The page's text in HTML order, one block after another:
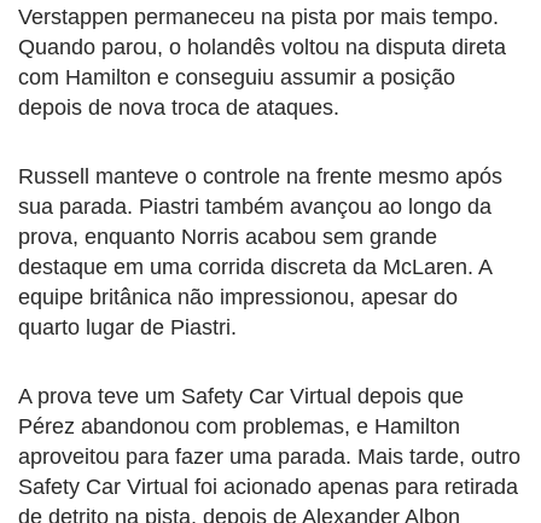
Verstappen permaneceu na pista por mais tempo.
Quando parou, o holandês voltou na disputa direta
com Hamilton e conseguiu assumir a posição
depois de nova troca de ataques.
Russell manteve o controle na frente mesmo após
sua parada. Piastri também avançou ao longo da
prova, enquanto Norris acabou sem grande
destaque em uma corrida discreta da McLaren. A
equipe britânica não impressionou, apesar do
quarto lugar de Piastri.
A prova teve um Safety Car Virtual depois que
Pérez abandonou com problemas, e Hamilton
aproveitou para fazer uma parada. Mais tarde, outro
Safety Car Virtual foi acionado apenas para retirada
de detrito na pista, depois de Alexander Albon